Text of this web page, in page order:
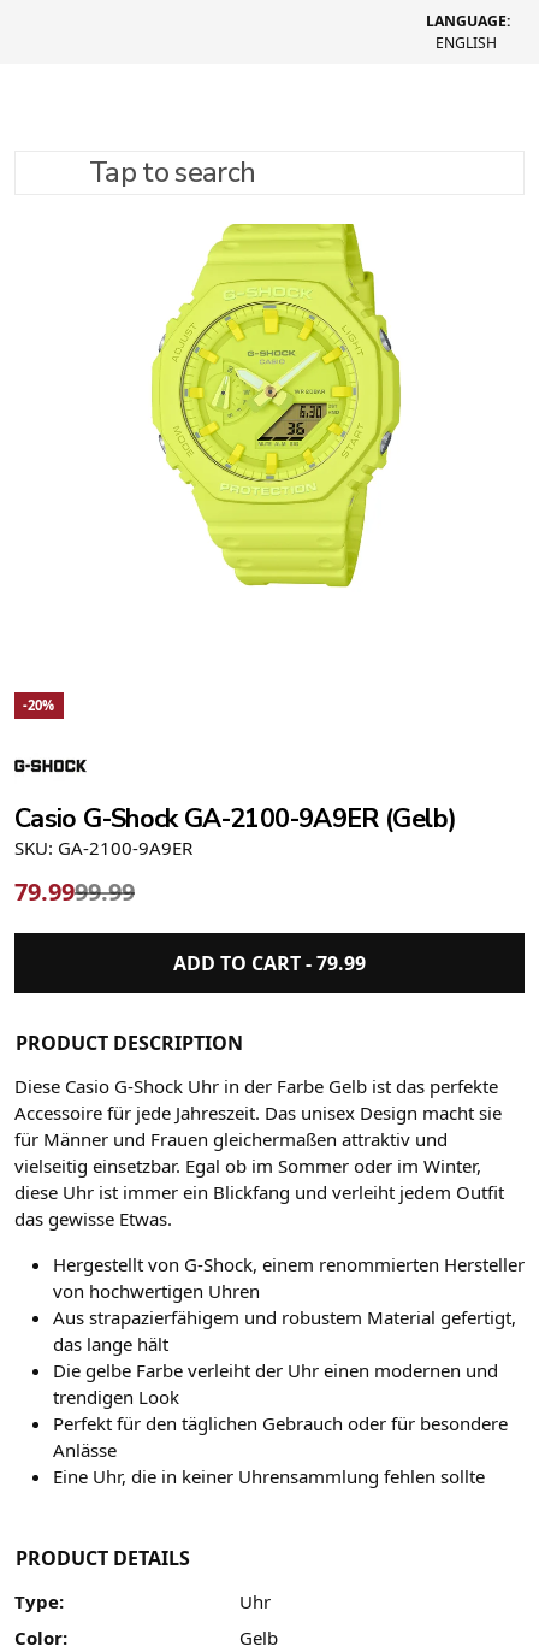
LANGUAGE:
ENGLISH
Tap to search
-20%
Casio G-Shock GA-2100-9A9ER (Gelb)
SKU: GA-2100-9A9ER
79.9999.99
ADD TO CART -79.99
PRODUCT DESCRIPTION
Diese Casio G-Shock Uhr in der Farbe Gelb ist das perfekte
Accessoire für jede Jahreszeit. Das unisex Design macht sie
für Männer und Frauen gleichermaßen attraktiv und
vielseitig einsetzbar. Egal ob im Sommer oder im Winter,
diese Uhr ist immer ein Blickfang und verleiht jedem Outfit
das gewisse Etwas.
Hergestellt von G-Shock, einem renommierten Hersteller
von hochwertigen Uhren
Aus strapazierfähigem und robustem Material gefertigt,
das lange hält
Die gelbe Farbe verleiht der Uhr einen modernen und
trendigen Look
Perfekt für den täglichen Gebrauch oder für besondere
Anlässe
Eine Uhr, die in keiner Uhrensammlung fehlen sollte
PRODUCT DETAILS
Type:
Uhr
Color:
Gelb